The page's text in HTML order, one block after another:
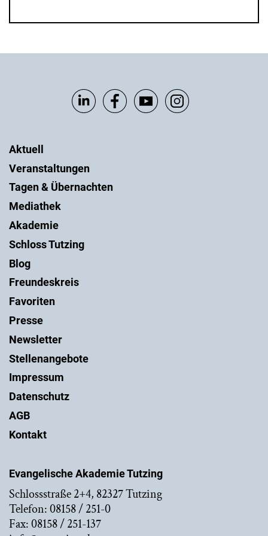
Evangelische Akademie Tutzing
Schlossstraße 2+4, 82327 Tutzing
Telefon: 08158 / 251-0
Fax: 08158 / 251-137
Aktuell
Veranstaltungen
Tagen & Übernachten
Mediathek
Akademie
Schloss Tutzing
Blog
Freundeskreis
Favoriten
Presse
Newsletter
Stellenangebote
Impressum
Datenschutz
AGB
Kontakt